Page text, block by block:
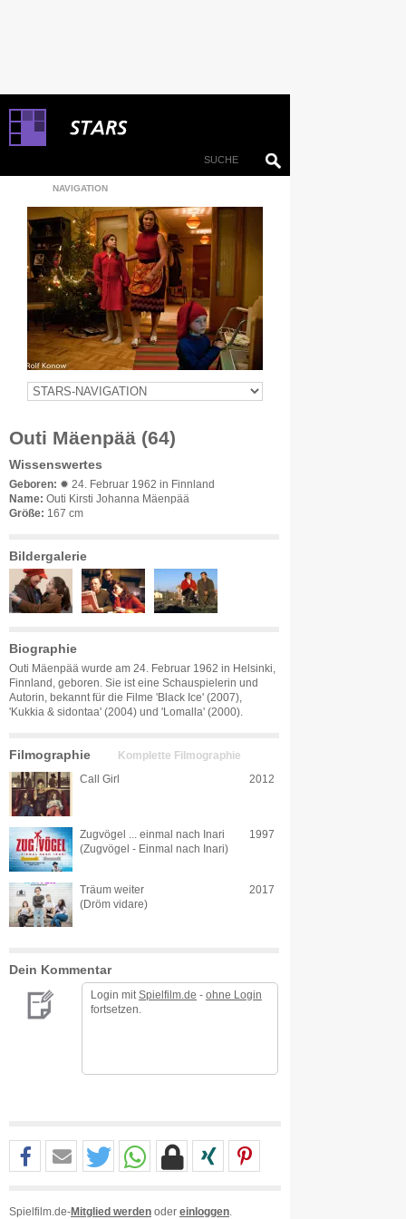
NAVIGATION
Outi Mäenpää (64)
Wissenswertes
Geboren: ✹ 24. Februar 1962 in Finnland
Name: Outi Kirsti Johanna Mäenpää
Größe: 167 cm
Bildergalerie
Biographie
Outi Mäenpää wurde am 24. Februar 1962 in Helsinki,
Finnland, geboren. Sie ist eine Schauspielerin und
Autorin, bekannt für die Filme 'Black Ice' (2007),
'Kukkia & sidontaa' (2004) und 'Lomalla' (2000).
Filmographie Komplette Filmographie
Call Girl 2012
Zugvögel ... einmal nach Inari
(Zugvögel - Einmal nach Inari)
1997
Träum weiter
(Dröm vidare)
2017
Dein Kommentar
Login mit Spielfilm.de - ohne Login
fortsetzen.
Spielfilm.de-Mitglied werden oder einloggen